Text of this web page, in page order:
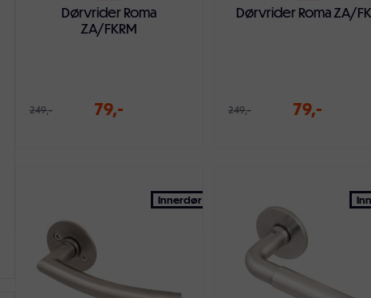
Dørvrider Roma
ZA/FKRM
249,- 79,-
Legg i handlekurven
Dørvrider Roma ZA/
249,- 79,-
Legg i handlekurven
Innerdør